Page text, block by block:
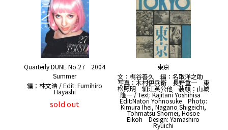
Quarterly DUNE No.27 2004
Summer
編：林文浩 / Edit: Fumihiro
Hayashi
sold out
東京
文：梶谷善久 編：名取洋之助
写真：木村伊兵衛 長野重一 東
松照明 細江英公他 装幀：山城
隆一 / Text: Kajitani Yoshihisa
Edit:Natori Yohnosuke Photo:
Kimura Ihei, Nagano Shigeichi,
Tohmatsu Shomei, Hosoe
Eikoh Design: Yamashiro
Ryuichi